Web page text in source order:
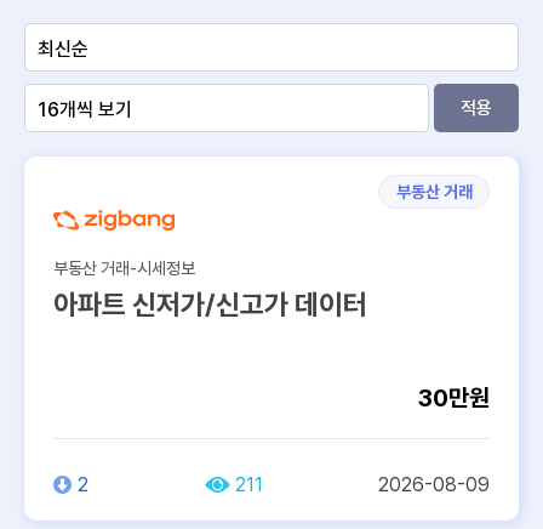
적용
부동산 거래
부동산 거래-시세정보
아파트 신저가/신고가 데이터
30만원
2 211 2026-08-09